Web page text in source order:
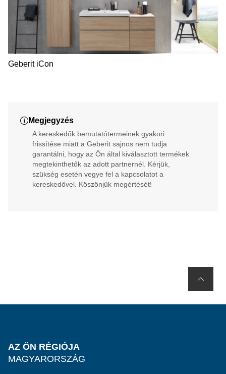
Geberit iCon
Megjegyzés
A kereskedők bemutatótermeinek gyakori
frissítése miatt a Geberit sajnos nem tudja
garantálni, hogy az Ön által kiválasztott termékek
megtekinthetők az adott partnernél. Kérjük,
szükség esetén vegye fel a kapcsolatot a
kereskedővel. Köszönjük megértését!
AZ ÖN RÉGIÓJA
MAGYARORSZÁG